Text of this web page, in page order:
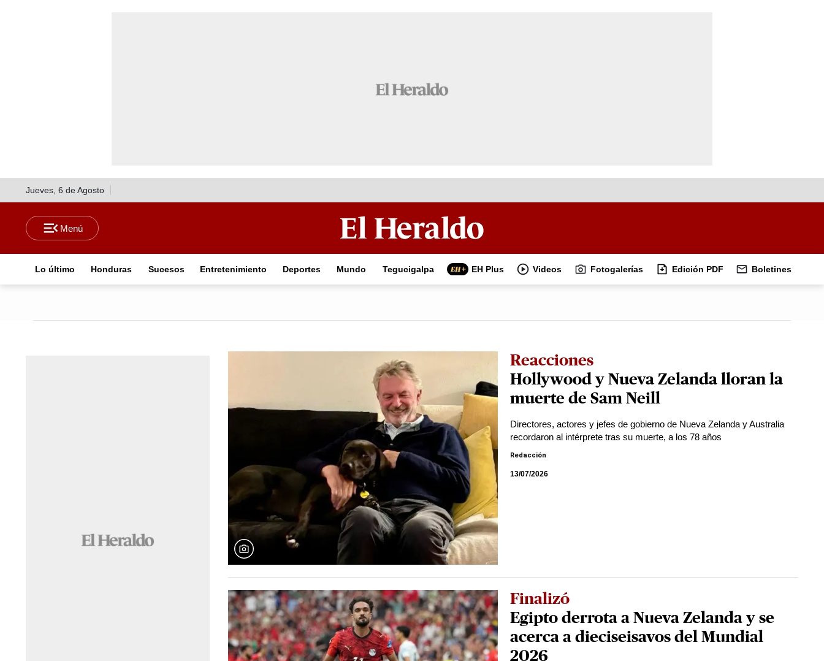
Jueves, 6 de Agosto
Lo último Honduras Sucesos Entretenimiento Deportes Mundo Tegucigalpa EH Plus Videos Fotogalerías Edición PDF Boletines
Reacciones
Hollywood y Nueva Zelanda lloran la
muerte de Sam Neill
Directores, actores y jefes de gobierno de Nueva Zelanda y Australia
recordaron al intérprete tras su muerte, a los 78 años
Redacción
13/07/2026
Finalizó
Egipto derrota a Nueva Zelanda y se
acerca a dieciseisavos del Mundial
2026